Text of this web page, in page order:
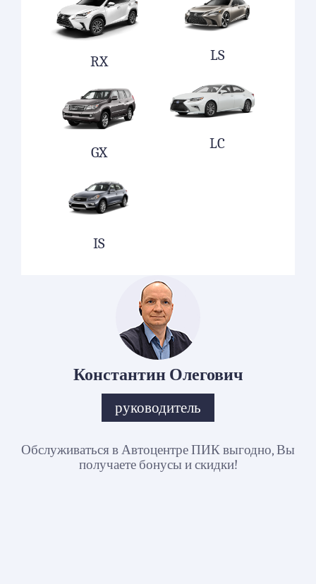
RX
GX
LS
LC
IS
Константин Олегович
руководитель
Обслуживаться в Автоцентре ПИК выгодно, Вы
получаете бонусы и скидки!